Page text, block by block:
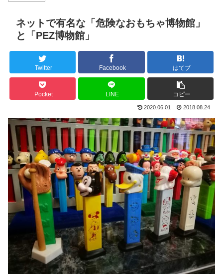
ネットで有名な「危険なおもちゃ博物館」
と「PEZ博物館」
Twitter Facebook はてブ
Pocket LINE コピー
2020.06.01 2018.08.24